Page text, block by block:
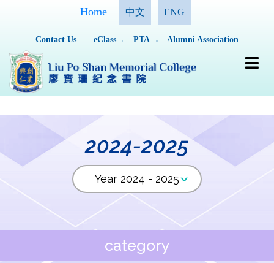
Home 中文 ENG
Contact Us eClass PTA Alumni Association
2024-2025
category